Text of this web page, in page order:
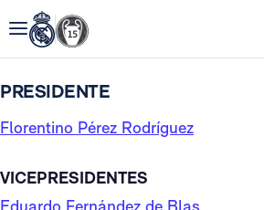
PRESIDENTE
Florentino Pérez Rodríguez
VICEPRESIDENTES
Eduardo Fernández de Blas